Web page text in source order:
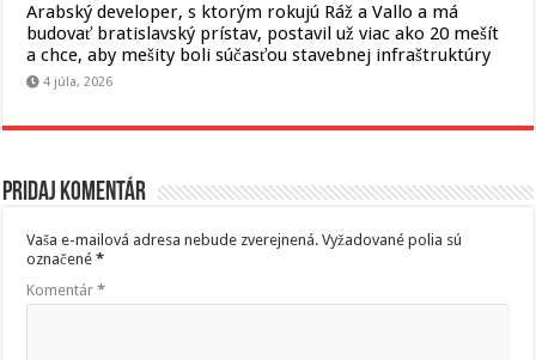
Arabský developer, s ktorým rokujú Ráž a Vallo a má
budovať bratislavský prístav, postavil už viac ako 20 mešít
a chce, aby mešity boli súčasťou stavebnej infraštruktúry
4 júla, 2026
Pridaj komentár
Vaša e-mailová adresa nebude zverejnená. Vyžadované polia sú
označené*
Komentár*